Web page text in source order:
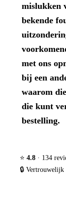
mislukken
bekende
met ons
bij een
waarom
die kunt
bestelling.
⭐ 4.8 · 134
🔒 Vertrouwelijk